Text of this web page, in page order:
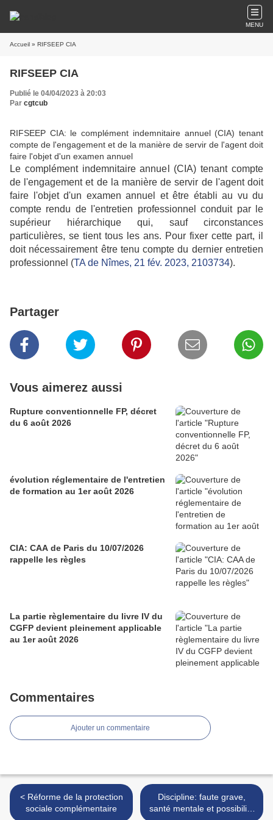
MENU
Accueil » RIFSEEP CIA
RIFSEEP CIA
Publié le 04/04/2023 à 20:03
Par cgtcub
RIFSEEP CIA: le complément indemnitaire annuel (CIA) tenant
compte de l'engagement et de la manière de servir de l'agent doit
faire l'objet d'un examen annuel
Le complément indemnitaire annuel (CIA) tenant compte
de l'engagement et de la manière de servir de l'agent doit
faire l'objet d'un examen annuel et être établi au vu du
compte rendu de l'entretien professionnel conduit par le
supérieur hiérarchique qui, sauf circonstances
particulières, se tient tous les ans. Pour fixer cette part, il
doit nécessairement être tenu compte du dernier entretien
professionnel (TA de Nîmes, 21 fév. 2023, 2103734).
Partager
Vous aimerez aussi
Rupture conventionnelle FP, décret
du 6 août 2026
évolution réglementaire de l'entretien
de formation au 1er août 2026
CIA: CAA de Paris du 10/07/2026
rappelle les règles
La partie règlementaire du livre IV du
CGFP devient pleinement applicable
au 1er août 2026
Commentaires
Ajouter un commentaire
< Réforme de la protection
sociale complémentaire
Discipline: faute grave,
santé mentale et possibilité